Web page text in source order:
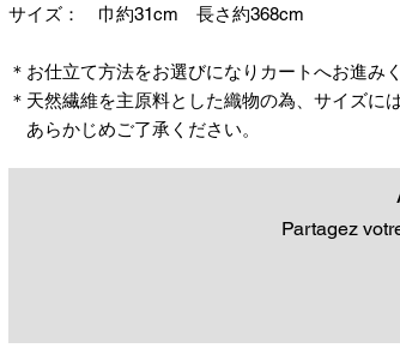
サイズ： 巾約31cm 長さ約368cm
＊お仕立て方法をお選びになりカートへお進み
＊天然繊維を主原料とした織物の為、サイズに
あらかじめご了承ください。
Partagez